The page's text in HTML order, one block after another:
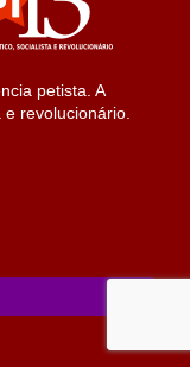
petista. A
revolucionário.